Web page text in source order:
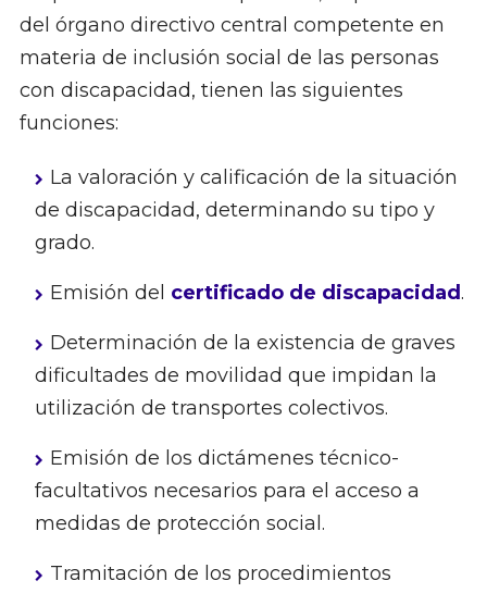
del órgano directivo central competente en
materia de inclusión social de las personas
con discapacidad, tienen las siguientes
funciones:
La valoración y calificación de la situación
de discapacidad, determinando su tipo y
grado.
Emisión del certificado de discapacidad.
Determinación de la existencia de graves
dificultades de movilidad que impidan la
utilización de transportes colectivos.
Emisión de los dictámenes técnico-
facultativos necesarios para el acceso a
medidas de protección social.
Tramitación de los procedimientos